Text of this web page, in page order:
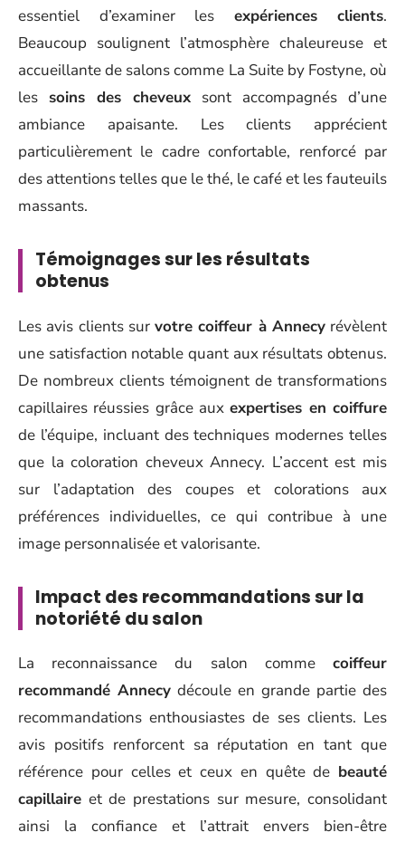
essentiel d’examiner les expériences clients.
Beaucoup soulignent l’atmosphère chaleureuse et
accueillante de salons comme La Suite by Fostyne, où
les soins des cheveux sont accompagnés d’une
ambiance apaisante. Les clients apprécient
particulièrement le cadre confortable, renforcé par
des attentions telles que le thé, le café et les fauteuils
massants.
Témoignages sur les résultats
obtenus
Les avis clients sur votre coiffeur à Annecyrévèlent
une satisfaction notable quant aux résultats obtenus.
De nombreux clients témoignent de transformations
capillaires réussies grâce auxexpertises en coiffure
de l’équipe, incluant des techniques modernes telles
que la coloration cheveux Annecy. L’accent est mis
sur l’adaptation des coupes et colorations aux
préférences individuelles, ce qui contribue à une
image personnalisée et valorisante.
Impact des recommandations sur la
notoriété du salon
La reconnaissance du salon comme coiffeur
recommandé Annecy découle en grande partie des
recommandations enthousiastes de ses clients. Les
avis positifs renforcent sa réputation en tant que
référence pour celles et ceux en quête de beauté
capillaire et de prestations sur mesure, consolidant
ainsi la confiance et l’attrait envers bien-être